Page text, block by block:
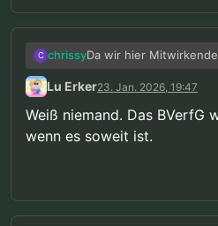
C chrissyDa wir hier
wann die
eigentlich schon für
Lu Erker23. Jan. 2026, 19:47
Weiß niemand. Das BVerfG
wenn es soweit ist.